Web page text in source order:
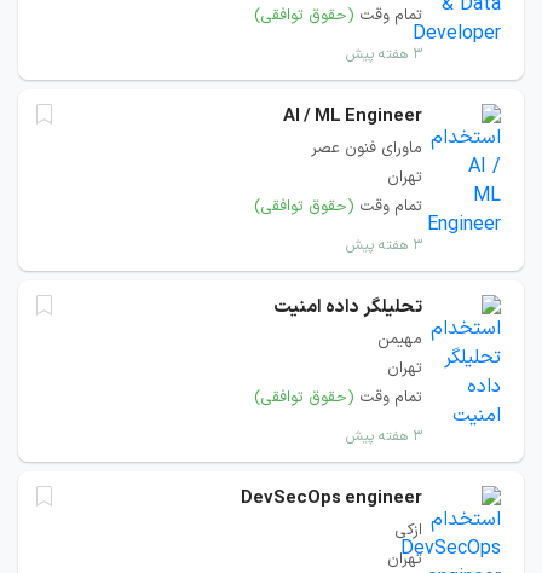
تمام وقت (حقوق توافقی)
۳ هفته پیش
AI / ML Engineer
ماورای فنون عصر
تهران
تمام وقت (حقوق توافقی)
۳ هفته پیش
تحلیلگر داده امنیت
مهیمن
تهران
تمام وقت (حقوق توافقی)
۳ هفته پیش
DevSecOps engineer
ازکی
تهران